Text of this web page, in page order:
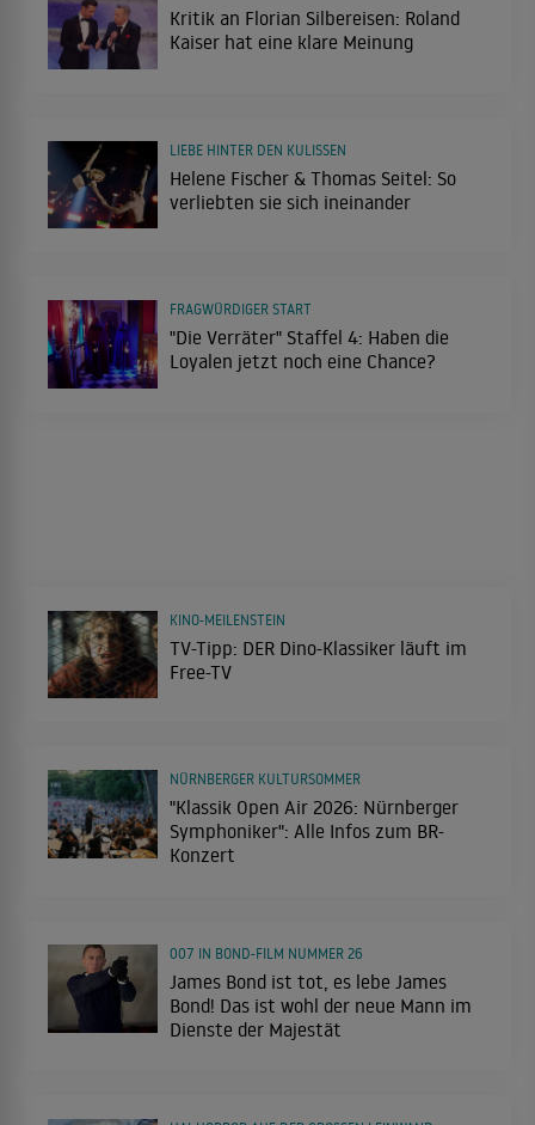
Kritik an Florian Silbereisen: Roland
Kaiser hat eine klare Meinung
Helene Fischer & Thomas Seitel: So
verliebten sie sich ineinander
LIEBE HINTER DEN KULISSEN
"Die Verräter" Staffel 4: Haben die
Loyalen jetzt noch eine Chance?
FRAGWÜRDIGER START
TV-Tipp: DER Dino-Klassiker läuft im
Free-TV
KINO-MEILENSTEIN
"Klassik Open Air 2026: Nürnberger
Symphoniker": Alle Infos zum BR-
Konzert
NÜRNBERGER KULTURSOMMER
James Bond ist tot, es lebe James
Bond! Das ist wohl der neue Mann im
Dienste der Majestät
007 IN BOND-FILM NUMMER 26